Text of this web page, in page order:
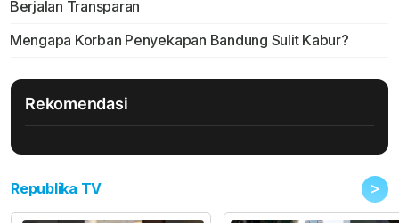
Berjalan Transparan
Mengapa Korban Penyekapan Bandung Sulit Kabur?
Rekomendasi
Republika TV >